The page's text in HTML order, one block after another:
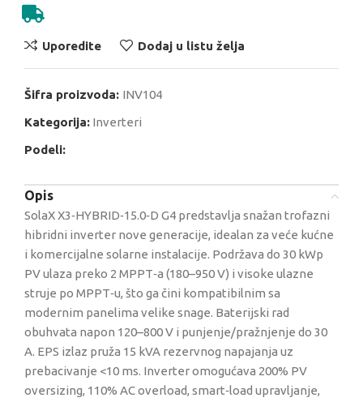
Uporedite Dodaj u listu želja
Šifra proizvoda: INV104
Kategorija: Inverteri
Podeli:
Opis
SolaX X3‑HYBRID‑15.0‑D G4 predstavlja snažan trofazni
hibridni inverter nove generacije, idealan za veće kućne
i komercijalne solarne instalacije. Podržava do 30 kWp
PV ulaza preko 2 MPPT‑a (180–950 V) i visoke ulazne
struje po MPPT‑u, što ga čini kompatibilnim sa
modernim panelima velike snage. Baterijski rad
obuhvata napon 120–800 V i punjenje/pražnjenje do 30
A. EPS izlaz pruža 15 kVA rezervnog napajanja uz
prebacivanje <10 ms. Inverter omogućava 200% PV
oversizing, 110% AC overload, smart‑load upravljanje,